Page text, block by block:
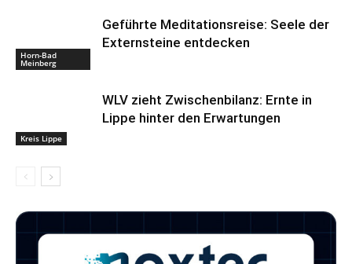
Horn-Bad
Meinberg
Geführte Meditationsreise: Seele der
Externsteine entdecken
Kreis Lippe
WLV zieht Zwischenbilanz: Ernte in
Lippe hinter den Erwartungen